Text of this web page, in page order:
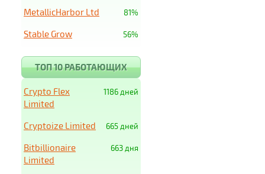
81%
MetallicHarbor Ltd
56%
Stable Grow
ТОП 10 РАБОТАЮЩИХ
1186 дней
Crypto Flex
Limited
665 дней
Cryptoize Limited
663 дня
Bitbillionaire
Limited